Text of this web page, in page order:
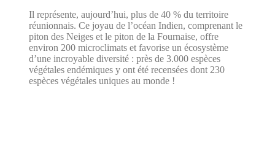
Il représente, aujourd’hui, plus de 40 % du territoire
réunionnais. Ce joyau de l’océan Indien, comprenant le
piton des Neiges et le piton de la Fournaise, offre
environ 200 microclimats et favorise un écosystème
d’une incroyable diversité : près de 3.000 espèces
végétales endémiques y ont été recensées dont 230
espèces végétales uniques au monde !